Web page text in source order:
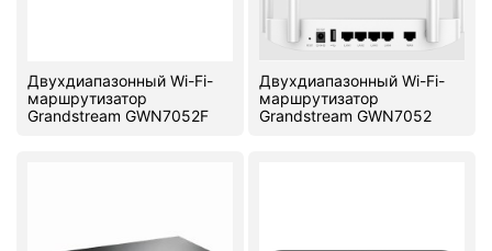
Двухдиапазонный Wi-Fi-
маршрутизатор
Grandstream GWN7052F
Двухдиапазонный Wi-Fi-
маршрутизатор
Grandstream GWN7052